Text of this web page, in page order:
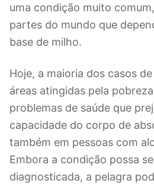
uma condição muito
partes do mundo que
base de milho.
Hoje, a maioria dos casos
áreas atingidas pela
problemas de saúde que
capacidade do corpo de
também em pessoas com
Embora a condição possa
diagnosticada, a pelagra